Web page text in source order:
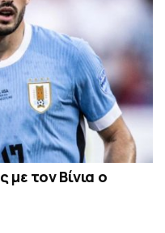
τον Βίνια ο